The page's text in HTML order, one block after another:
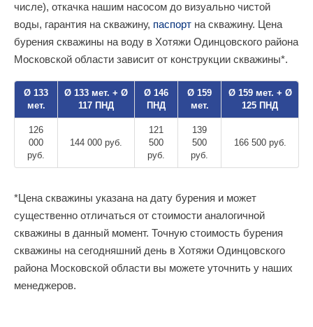
числе), откачка нашим насосом до визуально чистой
воды, гарантия на скважину, паспорт на скважину. Цена
бурения скважины на воду в Хотяжи Одинцовского района
Московской области зависит от конструкции скважины*.
Ø 133
мет.
Ø 133 мет. + Ø
117 ПНД
Ø 146
ПНД
Ø 159
мет.
Ø 159 мет. + Ø
125 ПНД
126
000
руб.
144 000 руб.
121
500
руб.
139
500
руб.
166 500 руб.
*Цена скважины указана на дату бурения и может
существенно отличаться от стоимости аналогичной
скважины в данный момент. Точную стоимость бурения
скважины на сегодняшний день в Хотяжи Одинцовского
района Московской области вы можете уточнить у наших
менеджеров.